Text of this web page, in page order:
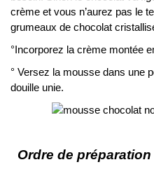
crème et vous n’aurez pas le
grumeaux de chocolat
°Incorporez la crème montée
° Versez la mousse dans une
douille unie.
Ordre de